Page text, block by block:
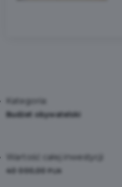
Kategoria:
Budżet obywatelski
Wartość całej inwestycji:
40 000,00